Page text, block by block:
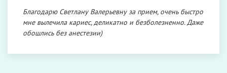
Благодарю Светлану Валерьевну за прием, очень быстро
мне вылечила кариес, деликатно и безболезненно. Даже
обошлись без анестезии)